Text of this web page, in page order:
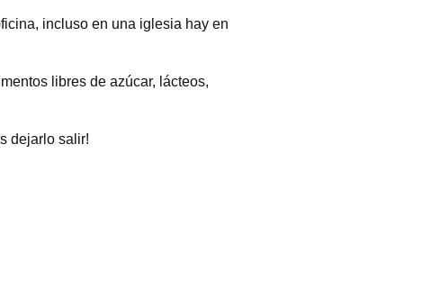
incluso en una iglesia hay en
libres de azúcar, lácteos,
dejarlo salir!